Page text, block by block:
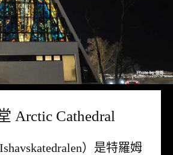
Arctic Cathedral
）是特羅姆